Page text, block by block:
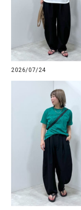
2026/07/24